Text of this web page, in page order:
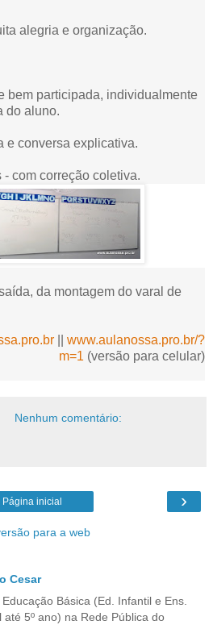
alegria e organização.
bem participada, individualmente
do aluno.
e conversa explicativa.
com correção coletiva.
da montagem do varal de
www.aulanossa.pro.br/?
m=1 (versão para celular)
Nenhum comentário:
›
Página inicial
para a web
Cesar
Básica (Ed. Infantil e Ens.
até 5º ano) na Rede Pública do